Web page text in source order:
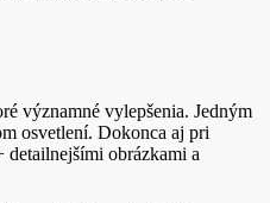
významné vylepšenia. Jedným
osvetlení. Dokonca aj pri
obrázkami a